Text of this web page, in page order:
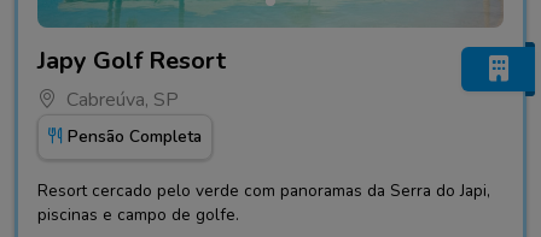
Japy Golf Resort
Cabreúva, SP
Pensão Completa
Resort cercado pelo verde com panoramas da Serra do Japi,
piscinas e campo de golfe.